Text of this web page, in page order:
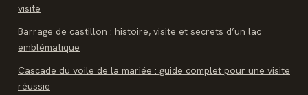
visite
Barrage de castillon : histoire, visite et secrets d’un lac
emblématique
Cascade du voile de la mariée : guide complet pour une visite
réussie